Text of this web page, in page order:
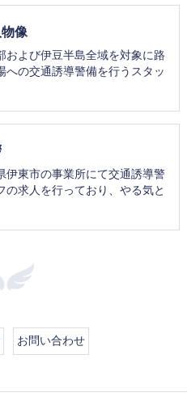
像
および伊豆半島全域を対象に路
への交通誘導警備を行うスタッ
伊東市の事業所にて交通誘導警
の求人を行っており、やる気と
お問い合わせ